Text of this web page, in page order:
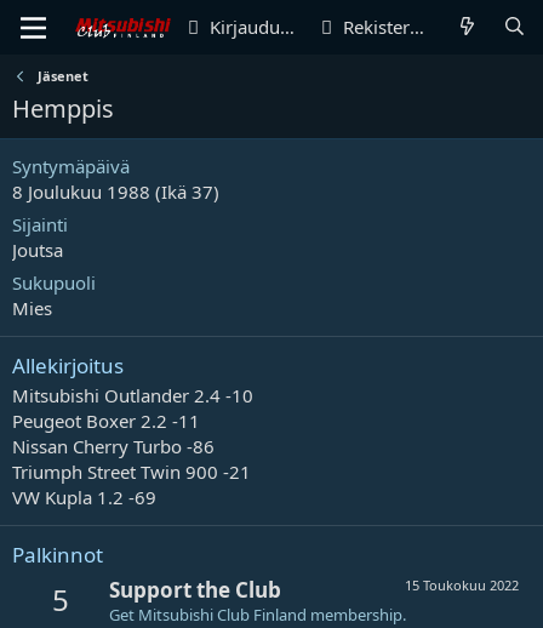
Kirjaudu sisään Rekisteröidy
Jäsenet
Hemppis
Syntymäpäivä
8 Joulukuu 1988 (Ikä 37)
Sijainti
Joutsa
Sukupuoli
Mies
Allekirjoitus
Mitsubishi Outlander 2.4 -10
Peugeot Boxer 2.2 -11
Nissan Cherry Turbo -86
Triumph Street Twin 900 -21
VW Kupla 1.2 -69
Palkinnot
5 15 Toukokuu 2022
Support the Club
Get Mitsubishi Club Finland membership.